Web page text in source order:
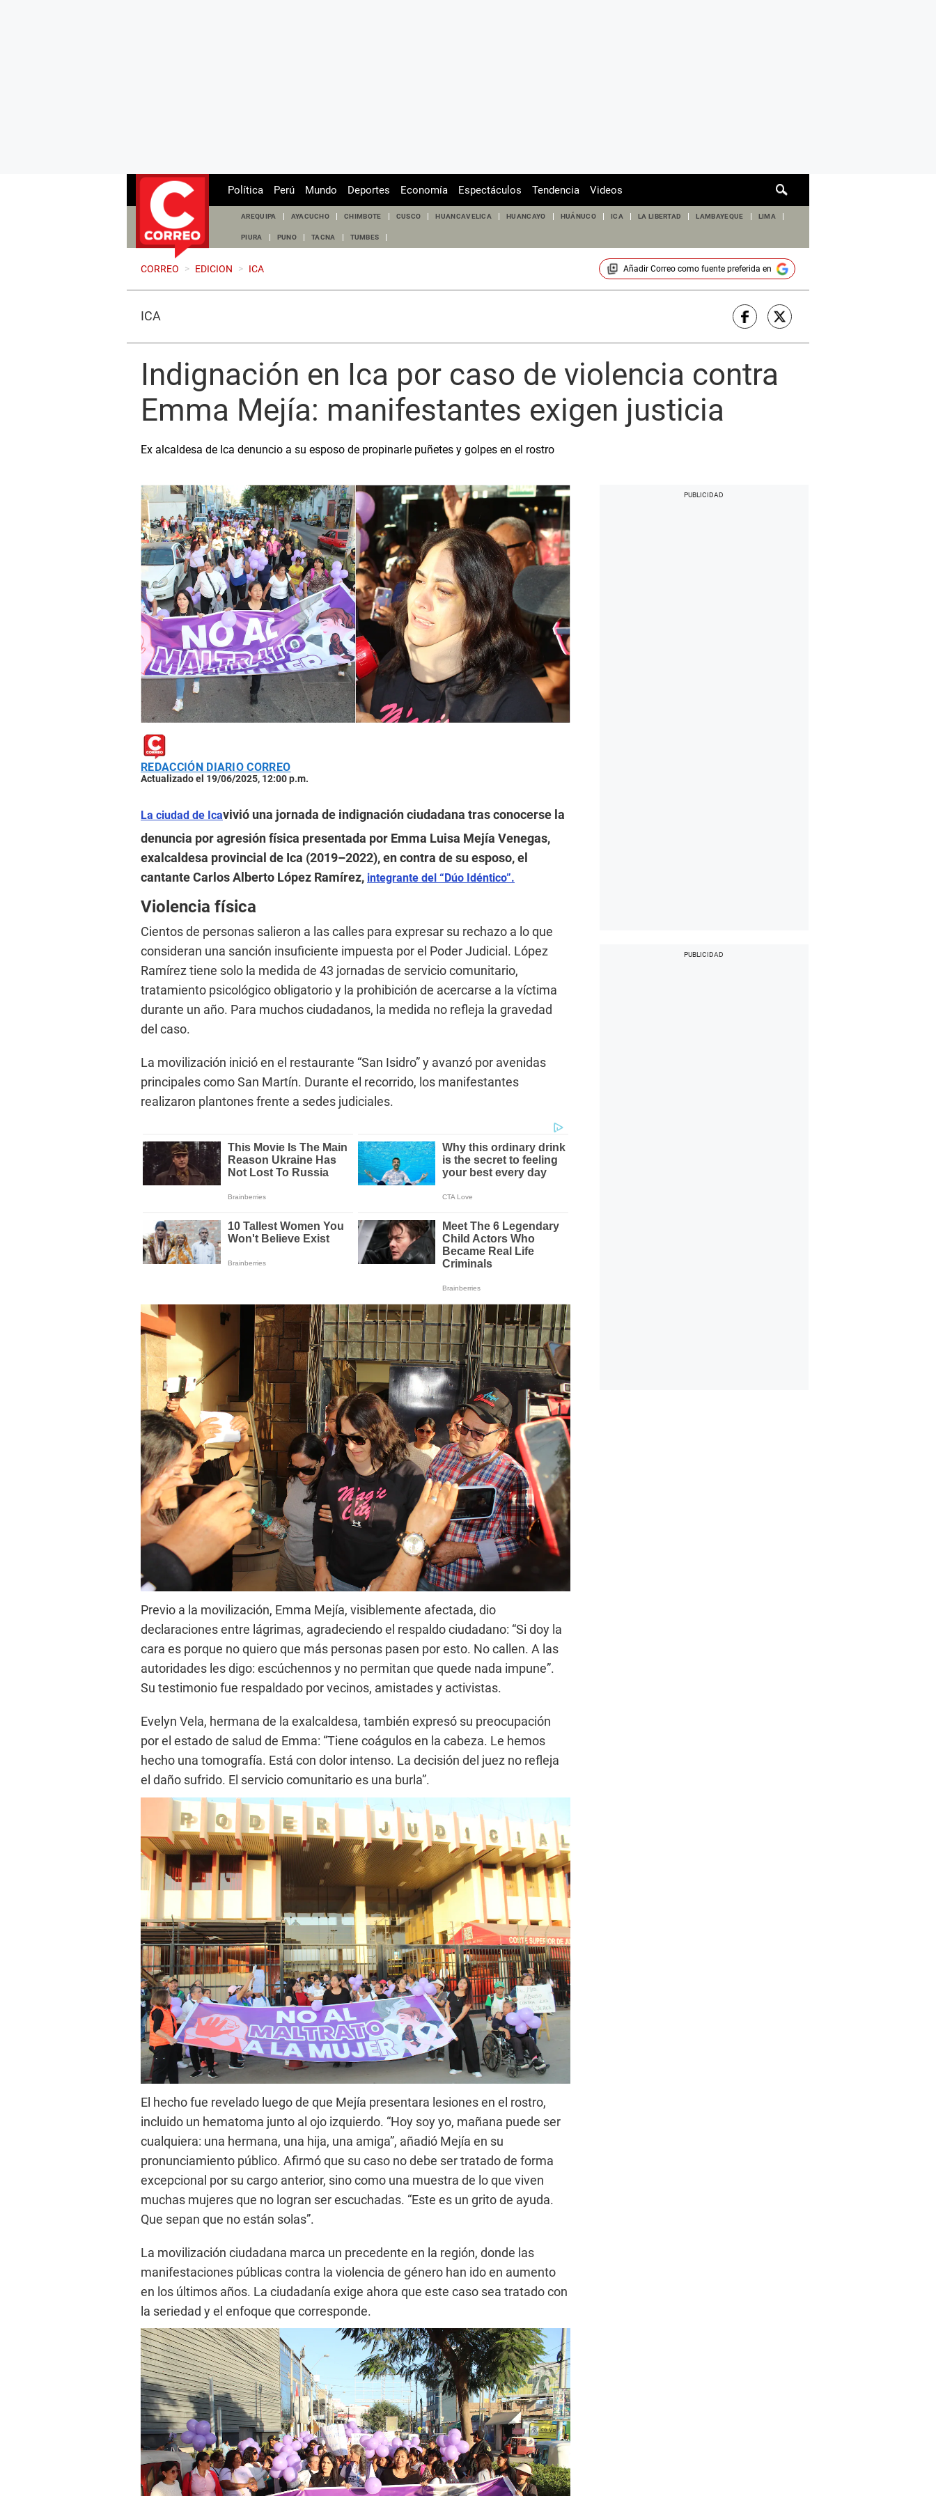
de
Política Perú Mundo Deportes Economía Espectáculos Tendencia Videos
AREQUIPA AYACUCHO CHIMBOTE CUSCO HUANCAVELICA HUANCAYO HUÁNUCO ICA LA LIBERTAD LAMBAYEQUE LIMA
PIURA PUNO TACNA TUMBES
CORREO > EDICION > ICA Añadir Correocomo fuente preferida en
ICA
Indignación en Ica por caso de violencia contra
Emma Mejía: manifestantes exigen justicia
Ex alcaldesa de Ica denuncio a su esposo de propinarle puñetes y golpes en el rostro
REDACCIÓN DIARIO CORREO
Actualizado el 19/06/2025, 12:00 p.m.
La ciudad de Icavivió una jornada de indignación ciudadana tras conocerse la
denuncia por agresión física presentada por Emma Luisa Mejía Venegas,
exalcaldesa provincial de Ica (2019–2022), en contra de su esposo, el
cantante Carlos Alberto López Ramírez, integrante del “Dúo Idéntico”.
Violencia física
Cientos de personas salieron a las calles para expresar su rechazo a lo que
consideran una sanción insuficiente impuesta por el Poder Judicial. López
Ramírez tiene solo la medida de 43 jornadas de servicio comunitario,
tratamiento psicológico obligatorio y la prohibición de acercarse a la víctima
durante un año. Para muchos ciudadanos, la medida no refleja la gravedad
del caso.
La movilización inició en el restaurante “San Isidro” y avanzó por avenidas
principales como San Martín. Durante el recorrido, los manifestantes
realizaron plantones frente a sedes judiciales.
Previo a la movilización, Emma Mejía, visiblemente afectada, dio
declaraciones entre lágrimas, agradeciendo el respaldo ciudadano: “Si doy la
cara es porque no quiero que más personas pasen por esto. No callen. A las
autoridades les digo: escúchennos y no permitan que quede nada impune”.
Su testimonio fue respaldado por vecinos, amistades y activistas.
Evelyn Vela, hermana de la exalcaldesa, también expresó su preocupación
por el estado de salud de Emma: “Tiene coágulos en la cabeza. Le hemos
hecho una tomografía. Está con dolor intenso. La decisión del juez no refleja
el daño sufrido. El servicio comunitario es una burla”.
El hecho fue revelado luego de que Mejía presentara lesiones en el rostro,
incluido un hematoma junto al ojo izquierdo. “Hoy soy yo, mañana puede ser
cualquiera: una hermana, una hija, una amiga”, añadió Mejía en su
pronunciamiento público. Afirmó que su caso no debe ser tratado de forma
excepcional por su cargo anterior, sino como una muestra de lo que viven
muchas mujeres que no logran ser escuchadas. “Este es un grito de ayuda.
Que sepan que no están solas”.
La movilización ciudadana marca un precedente en la región, donde las
manifestaciones públicas contra la violencia de género han ido en aumento
en los últimos años. La ciudadanía exige ahora que este caso sea tratado con
la seriedad y el enfoque que corresponde.